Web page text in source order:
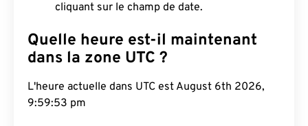
cliquant sur le champ de date.
Quelle heure est-il maintenant
dans la zone UTC ?
L'heure actuelle dans UTC est August 6th 2026,
9:59:54 pm